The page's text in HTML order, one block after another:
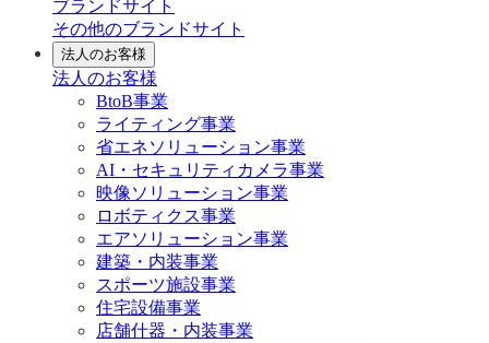
ブランドサイト
その他のブランドサイト
法人のお客様
法人のお客様
BtoB事業
ライティング事業
省エネソリューション事業
AI・セキュリティカメラ事業
映像ソリューション事業
ロボティクス事業
エアソリューション事業
建築・内装事業
スポーツ施設事業
住宅設備事業
店舗什器・内装事業